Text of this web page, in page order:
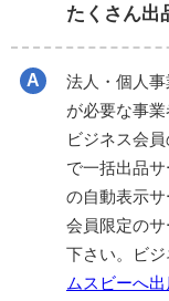
たくさん出
法人・個人
が必要な事
ビジネス会
で一括出品
の自動表示
会員限定の
下さい。ビ
ムスビーへ